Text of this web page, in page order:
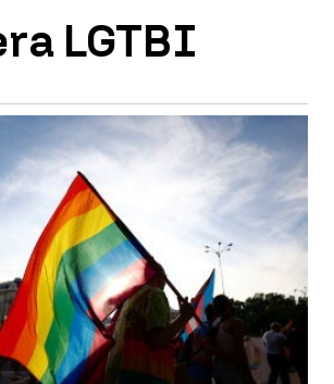
LGTBI